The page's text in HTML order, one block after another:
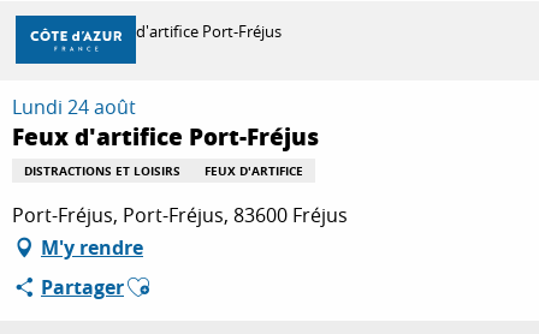
Aller
contenu
principal
DÉCOUVRIR
À FAIRE
SÉJOURNER
Accueil Feux d'artifice Port-Fréjus
Lundi 24 août
Feux d'artifice Port-Fréjus
DISTRACTIONS ET LOISIRS FEUX D'ARTIFICE
Port-Fréjus, Port-Fréjus, 83600 Fréjus
M'y rendre
PartagerAjouter aux favoris